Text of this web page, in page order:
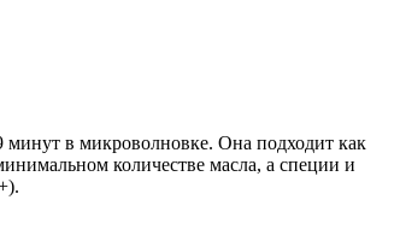
минут в микроволновке. Она подходит как
количестве масла, а специи и